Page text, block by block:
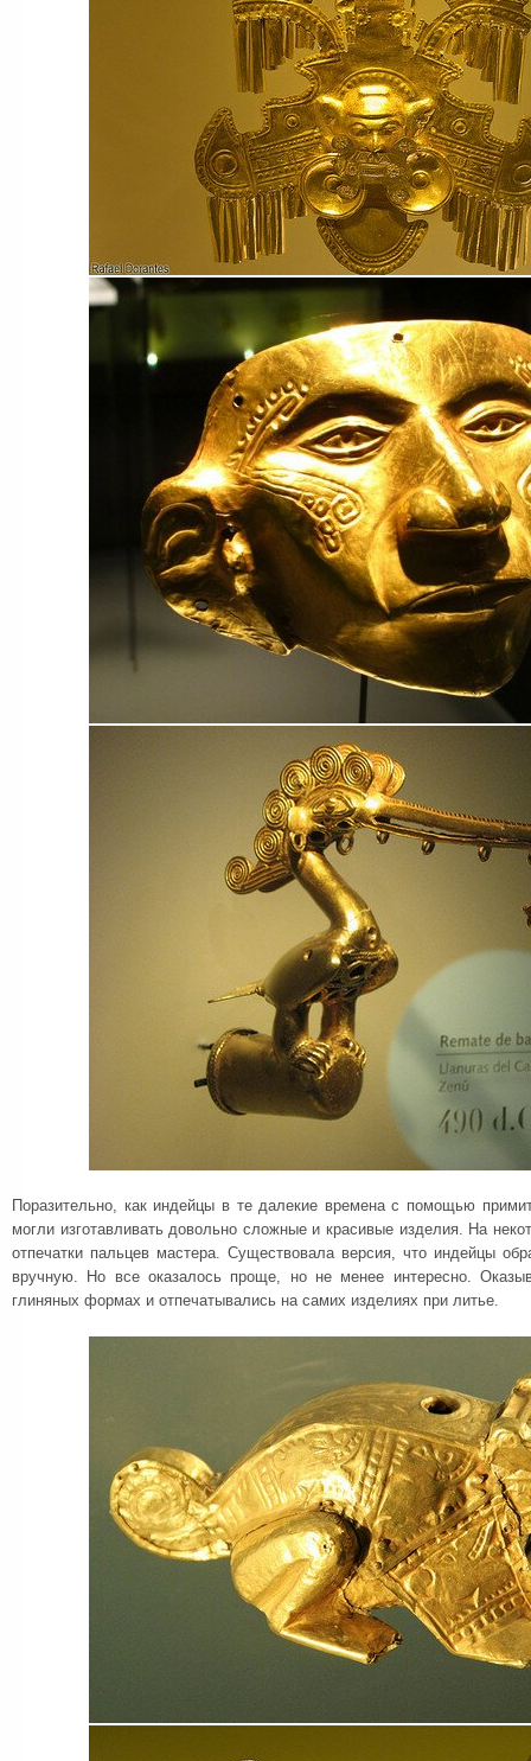
Поразительно, как индейцы в те далекие времена с помощью
могли изготавливать довольно сложные и красивые изделия. На
отпечатки пальцев мастера. Существовала версия, что индейцы
вручную. Но все оказалось проще, но не менее интересно.
глиняных формах и отпечатывались на самих изделиях при литье.